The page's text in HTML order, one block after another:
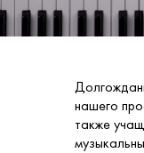
нашего
также